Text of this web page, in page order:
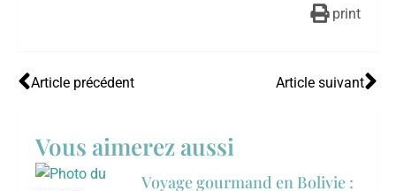
print
Article précédent Article suivant
Vous aimerez aussi
Voyage gourmand en Bolivie :